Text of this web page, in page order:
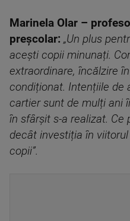
Marinela Olar –
preșcolar: „Un plus
acești copii minunați.
extraordinare, încălzire
condiționat. Intențiile de
cartier sunt de mulți ani
în sfârșit s-a realizat.
decât investiția în
copii”.